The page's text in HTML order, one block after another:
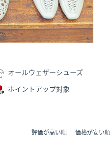
オールウェザーシューズ
ポイントアップ対象
評価が高い順 価格が安い順